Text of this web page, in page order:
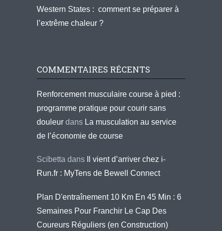
Western States : comment se préparer à
l’extrême chaleur ?
COMMENTAIRES RÉCENTS
Renforcement musculaire course à pied :
programme pratique pour courir sans
douleur dans La musculation au service
de l’économie de course
Scibetta dans
Il vient d’arriver chez i-
Run.fr : MyTens de Bewell Connect
Plan D'entraînement 10 Km En 45 Min : 6
Semaines Pour Franchir Le Cap Des
Coureurs Réguliers (en Construction)